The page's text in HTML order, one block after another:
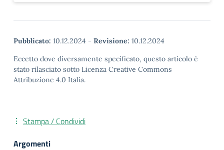
Pubblicato: 10.12.2024 - Revisione: 10.12.2024
Eccetto dove diversamente specificato, questo articolo è
stato rilasciato sotto Licenza Creative Commons
Attribuzione 4.0 Italia.
Stampa / Condividi
Argomenti